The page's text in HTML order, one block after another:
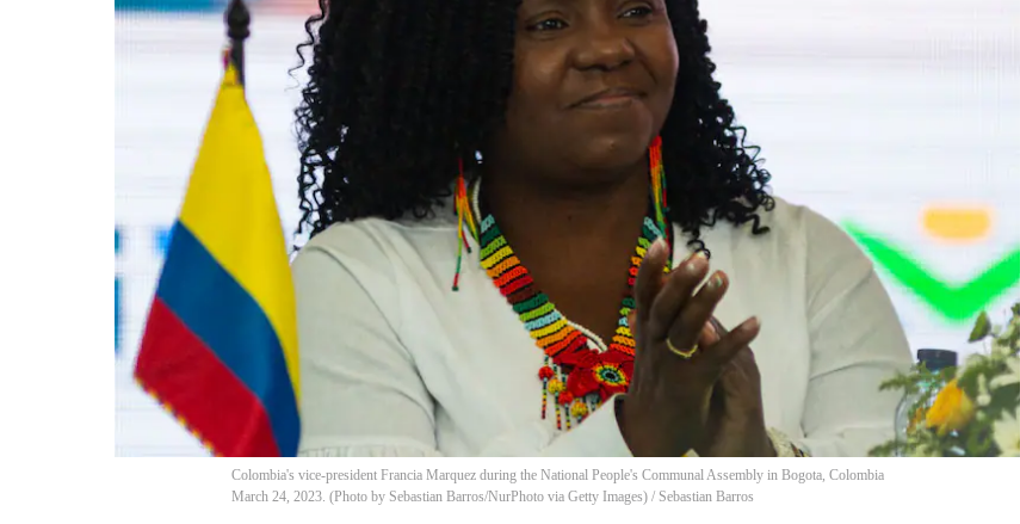
Colombia's vice-president Francia Marquez during the National People's Communal Assembly in Bogota, Colombia
March 24, 2023. (Photo by Sebastian Barros/NurPhoto via Getty Images) / Sebastian Barros